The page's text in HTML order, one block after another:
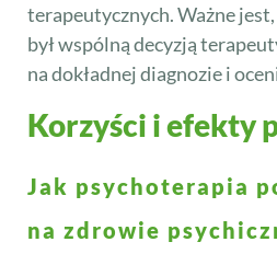
terapeutycznych. Ważne
był wspólną decyzją
na dokładnej diagnozie i
Korzyści i efekty
Jak psychoterapia
na zdrowie